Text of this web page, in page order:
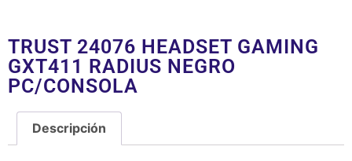
TRUST 24076 HEADSET GAMING
GXT411 RADIUS NEGRO
PC/CONSOLA
Descripción